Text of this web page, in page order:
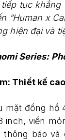
tục
“Human x
hiện đại và
Series:
Thiết kế
mặt đồng
inch, viền
báo